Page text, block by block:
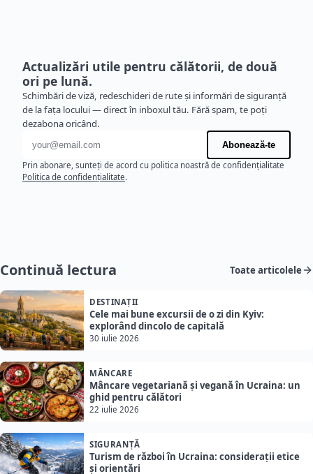
Actualizări utile pentru călătorii, de două
ori pe lună.
Schimbări de viză, redeschideri de rute și informări de siguranță
de la fața locului — direct în inboxul tău. Fără spam, te poți
dezabona oricând.
Adresă de e-mail
Abonează-te
Prin abonare, sunteți de acord cu politica noastră de confidențialitate
Politica de confidențialitate.
Continuă lectura Toate articolele
DESTINAȚII
Cele mai bune excursii de o zi din Kyiv:
explorând dincolo de capitală
30 iulie 2026
MÂNCARE
Mâncare vegetariană și vegană în Ucraina: un
ghid pentru călători
22 iulie 2026
SIGURANȚĂ
Turism de război în Ucraina: considerații etice
și orientări